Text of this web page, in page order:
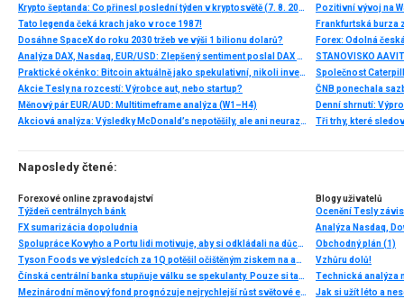
Krypto šeptanda: Co přinesl poslední týden v kryptosvětě (7. 8. 2026)
Tato legenda čeká krach jako v roce 1987!
Dosáhne SpaceX do roku 2030 tržeb ve výši 1 bilionu dolarů?
Analýza DAX, Nasdaq, EUR/USD: Zlepšený sentiment poslal DAX na nová maxima
Praktické okénko: Bitcoin aktuálně jako spekulativní, nikoli investiční aktivum
Akcie Tesly na rozcestí: Výrobce aut, nebo startup?
Měnový pár EUR/AUD: Multitimeframe analýza (W1–H4)
Akciová analýza: Výsledky McDonald’s nepotěšily, ale ani neurazily. Jakou vizi společnost prezentovala?
Pozitivní vývoj na
Frankfurtská burza
Denní shrnutí:
Tři trhy, které
Naposledy čtené:
Forexové online zpravodajství
Týždeň centrálnych bánk
FX sumarizácia dopoludnia
Spolupráce Kovyho a Portu lidi motivuje, aby si odkládali na důchod. Počet registrací se ze dne na den zdvojnásobil
Tyson Foods ve výsledcích za 1Q potěšil očištěným ziskem na akcii
Čínská centrální banka stupňuje válku se spekulanty. Pouze si tak ale kupuje více času
Mezinárodní měnový fond prognózuje nejrychlejší růst světové ekonomiky za minimálně 40 let, ohledně české ekonomiky je optimističtější než naše ministerstvo financí i než Česká národní banka
Blogy uživatelů
Ocenění Tesly
Analýza Nasdaq,
Obchodný plán (1)
Vzhůru dolů!
Technická analýza
Jak si užít léto a